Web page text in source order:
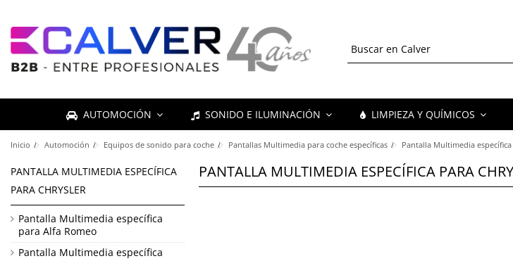
AUTOMOCIÓN SONIDO E ILUMINACIÓN LIMPIEZA Y QUÍMICOS
Inicio Automoción Equipos de sonido para coche Pantallas Multimedia para coche específicas Pantalla Multimedia
PANTALLA MULTIMEDIA ESPECÍFICA PARA
PANTALLA MULTIMEDIA ESPECÍFICA
PARA CHRYSLER
Pantalla Multimedia específica
para Alfa Romeo
Pantalla Multimedia específica